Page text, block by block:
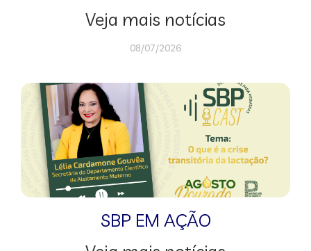
Veja mais notícias
08/07/2026
SBP EM AÇÃO